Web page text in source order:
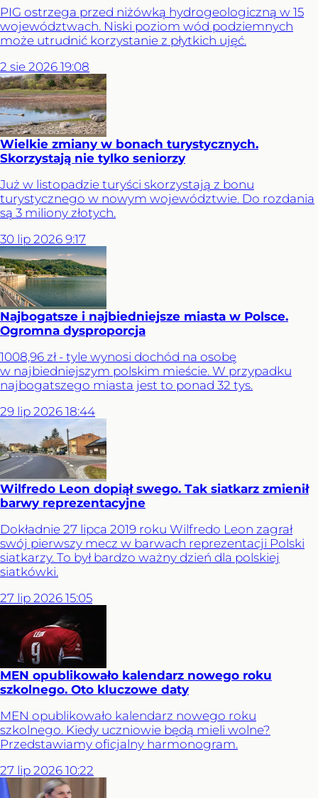
PIG ostrzega przed niżówką hydrogeologiczną w 15
województwach. Niski poziom wód podziemnych
może utrudnić korzystanie z płytkich ujęć.
2 sie 2026 19:08
Wielkie zmiany w bonach turystycznych.
Skorzystają nie tylko seniorzy
Już w listopadzie turyści skorzystają z bonu
turystycznego w nowym województwie. Do rozdania
są 3 miliony złotych.
30 lip 2026 9:17
Najbogatsze i najbiedniejsze miasta w Polsce.
Ogromna dysproporcja
1008,96 zł - tyle wynosi dochód na osobę
w najbiedniejszym polskim mieście. W przypadku
najbogatszego miasta jest to ponad 32 tys.
29 lip 2026 18:44
Wilfredo Leon dopiął swego. Tak siatkarz zmienił
barwy reprezentacyjne
Dokładnie 27 lipca 2019 roku Wilfredo Leon zagrał
swój pierwszy mecz w barwach reprezentacji Polski
siatkarzy. To był bardzo ważny dzień dla polskiej
siatkówki.
27 lip 2026 15:05
MEN opublikowało kalendarz nowego roku
szkolnego. Oto kluczowe daty
MEN opublikowało kalendarz nowego roku
szkolnego. Kiedy uczniowie będą mieli wolne?
Przedstawiamy oficjalny harmonogram.
27 lip 2026 10:22